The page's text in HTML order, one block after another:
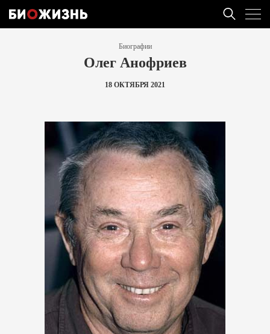
Биографии
Олег Анофриев
18 ОКТЯБРЯ 2021